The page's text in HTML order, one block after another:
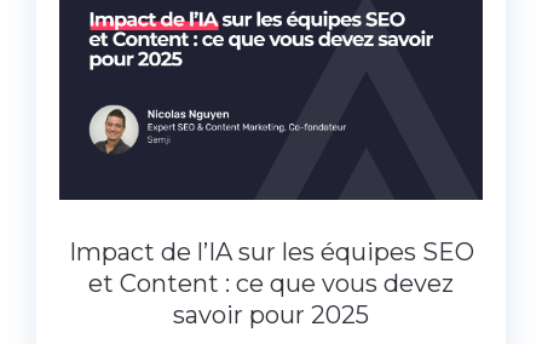
Impact de l’IA sur les équipes SEO
et Content : ce que vous devez
savoir pour 2025